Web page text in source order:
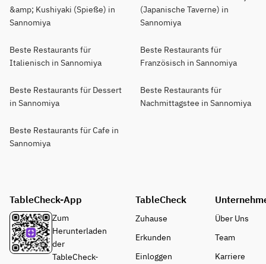
&amp; Kushiyaki (Spieße) in
Sannomiya
(Japanische Taverne) in
Sannomiya
Beste Restaurants für
Italienisch in Sannomiya
Beste Restaurants für
Französisch in Sannomiya
Beste Restaurants für Dessert
in Sannomiya
Beste Restaurants für
Nachmittagstee in Sannomiya
Beste Restaurants für Cafe in
Sannomiya
TableCheck-App
Zum
Herunterladen
der
TableCheck-
TableCheck
Zuhause
Erkunden
Einloggen
Über Uns
Team
Karriere